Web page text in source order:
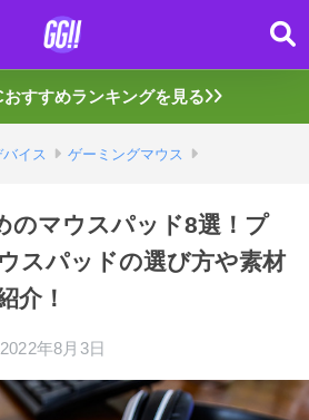
すすめランキングを見る
イス ゲーミングマウス
のマウスパッド8選！プ
スパッドの選び方や素材
介！
2022年8月3日